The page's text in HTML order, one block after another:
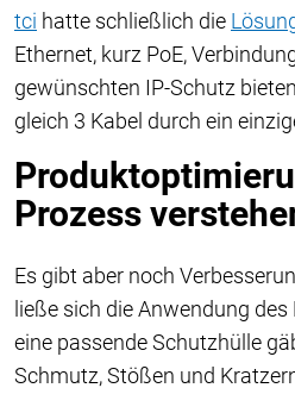
tci hatte schließlich die
Ethernet, kurz PoE,
gewünschten IP-Schutz
gleich 3 Kabel durch ein
Prozess
Es gibt aber noch
ließe sich die Anwendung
eine passende Schutzhülle
Schmutz, Stößen und